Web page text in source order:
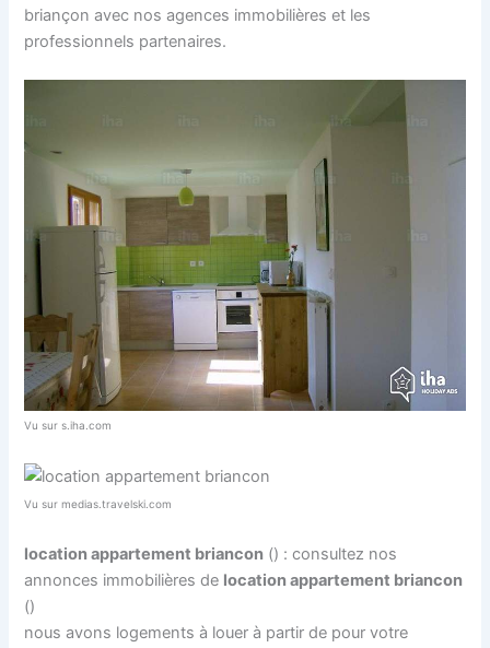
briançon avec nos agences immobilières et les
professionnels partenaires.
Vu sur s.iha.com
Vu sur medias.travelski.com
location appartement briancon () : consultez nos
annonces immobilières de location appartement briancon
()
nous avons logements à louer à partir de pour votre